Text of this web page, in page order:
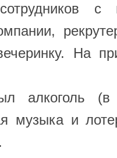
с
На
алкоголь (в
музыка и